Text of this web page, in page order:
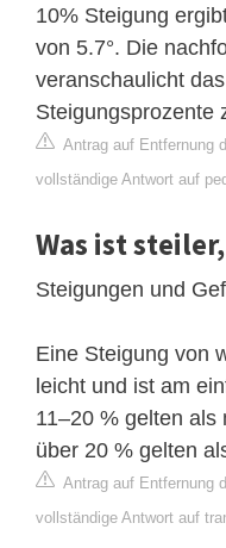
10% Steigung
von 5.7°. Die
veranschaulicht
Steigungsprozente
Antrag auf Entfernung
vollständige Antwort auf
Was ist
Steigungen und
Eine Steigung von
leicht und ist am
11–20 % gelten als
über 20 % gelten
Antrag auf Entfernung
vollständige Antwort auf